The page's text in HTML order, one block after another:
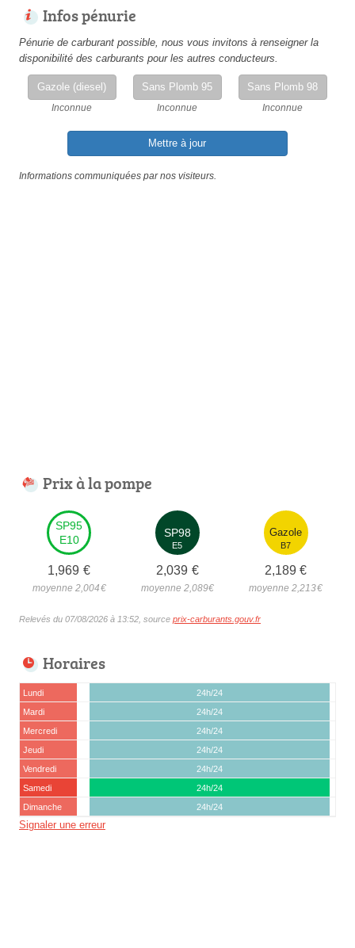
Infos pénurie
Pénurie de carburant possible, nous vous invitons à renseigner la
disponibilité des carburants pour les autres conducteurs.
Gazole (diesel)
Inconnue
Sans Plomb 95
Inconnue
Sans Plomb 98
Inconnue
Mettre à jour
Informations communiquées par nos visiteurs.
Prix à la pompe
SP95
E10
1,969 €
moyenne 2,004€
SP98
E5
2,039 €
moyenne 2,089€
Gazole
B7
2,189 €
moyenne 2,213€
Relevés du 07/08/2026 à 13:52, source prix-carburants.gouv.fr
Horaires
Lundi
24h/24
Mardi
24h/24
Mercredi
24h/24
Jeudi
24h/24
Vendredi
24h/24
Samedi
24h/24
Dimanche
24h/24
Signaler une erreur